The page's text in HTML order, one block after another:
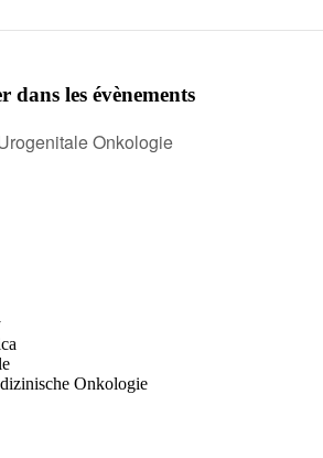
dans les évènements
Onkologie
Onkologie